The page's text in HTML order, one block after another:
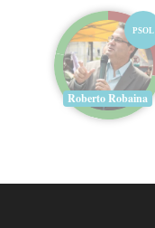
PSOL
Roberto Robaina